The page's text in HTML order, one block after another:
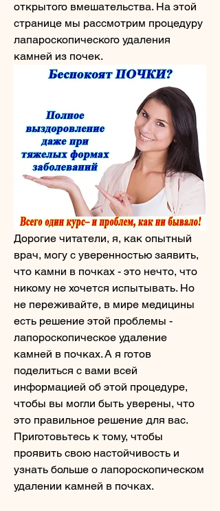
открытого вмешательства. На этой
странице мы рассмотрим процедуру
лапароскопического удаления
камней из почек.
Дорогие читатели, я, как опытный
врач, могу с уверенностью заявить,
что камни в почках - это нечто, что
никому не хочется испытывать. Но
не переживайте, в мире медицины
есть решение этой проблемы -
лапороскопическое удаление
камней в почках. А я готов
поделиться с вами всей
информацией об этой процедуре,
чтобы вы могли быть уверены, что
это правильное решение для вас.
Приготовьтесь к тому, чтобы
проявить свою настойчивость и
узнать больше о лапороскопическом
удалении камней в почках.